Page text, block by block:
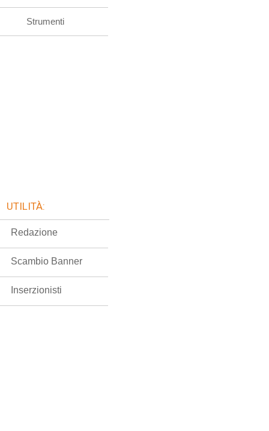
Strumenti
UTILITÀ:
Redazione
Scambio Banner
Inserzionisti